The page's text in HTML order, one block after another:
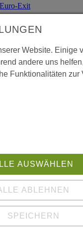
Exit
Website. Einige
andere uns
Funktionalitäten zur
AUSWÄHLEN
ABLEHNEN
SPEICHERN